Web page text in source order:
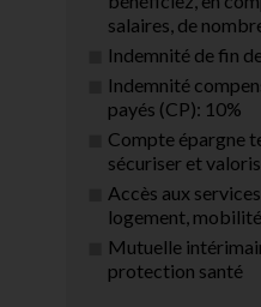
salaires, de
Indemnité de fin
Indemnité
payés (CP): 10%
Compte épargne
sécuriser et
Accès aux
logement,
Mutuelle
protection santé